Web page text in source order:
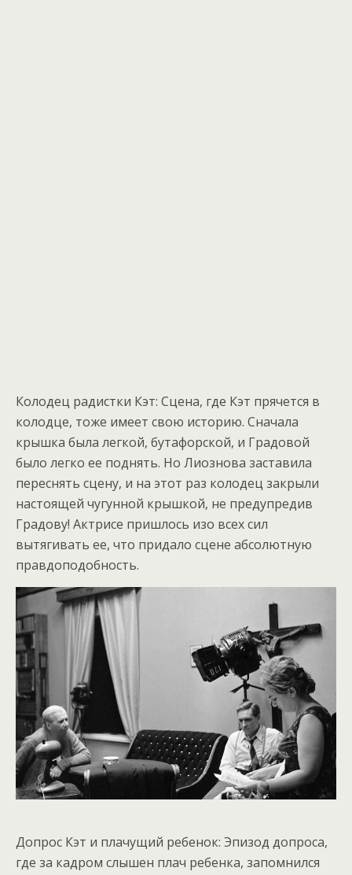
Колодец радистки Кэт: Сцена, где Кэт прячется в
колодце, тоже имеет свою историю. Сначала
крышка была легкой, бутафорской, и Градовой
было легко ее поднять. Но Лиознова заставила
переснять сцену, и на этот раз колодец закрыли
настоящей чугунной крышкой, не предупредив
Градову! Актрисе пришлось изо всех сил
вытягивать ее, что придало сцене абсолютную
правдоподобность.
Допрос Кэт и плачущий ребенок: Эпизод допроса,
где за кадром слышен плач ребенка, запомнился